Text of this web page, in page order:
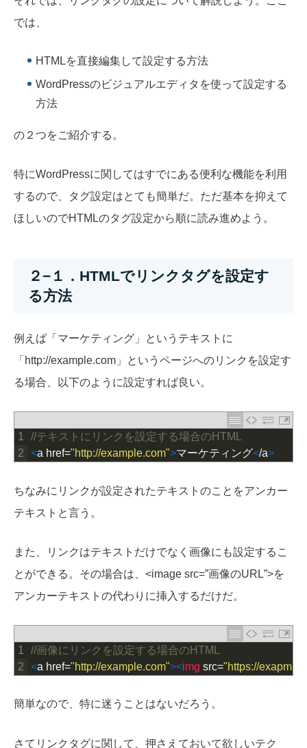
では、
HTMLを直接編集して設定する方法
WordPressのビジュアルエディタを使って設定する
方法
の２つをご紹介する。
特にWordPressに関してはすでにある便利な機能を利用
するので、タグ設定はとても簡単だ。ただ基本を抑えて
ほしいのでHTMLのタグ設定から順に読み進めよう。
２−１．HTMLでリンクタグを設定す
る方法
例えば「マーケティング」というテキストに
「http://example.com」というページへのリンクを設定す
る場合、以下のように設定すれば良い。
1
2
//テキストにリンクを設定する場合のHTML
<a href="http://example.com">マーケティング</a>
ちなみにリンクが設定されたテキストのことをアンカー
テキストと言う。
また、リンクはテキストだけでなく画像にも設定するこ
とができる。その場合は、<image src=”画像のURL”>を
アンカーテキストの代わりに挿入するだけだ。
1
2
//画像にリンクを設定する場合のHTML
<a href="http://example.com"><img src="https://
簡単なので、特に迷うことはないだろう。
さてリンクタグに関して、押さえておいて欲しいテク